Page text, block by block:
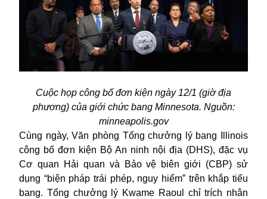
Cuộc họp công bố đơn kiện ngày 12/1 (giờ địa
phương) của giới chức bang Minnesota. Nguồn:
minneapolis.gov
Cùng ngày, Văn phòng Tổng chưởng lý bang Illinois
công bố đơn kiện Bộ An ninh nội địa (DHS), đặc vụ
Cơ quan Hải quan và Bảo vệ biên giới (CBP) sử
dụng “biện pháp trái phép, nguy hiểm” trên khắp tiểu
bang. Tổng chưởng lý Kwame Raoul chỉ trích nhân